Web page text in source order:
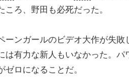
ころ、野田も必死だった。
ンガールのビデオ大作が失敗
は有力な新人もいなかった。
ゼロになることだ。